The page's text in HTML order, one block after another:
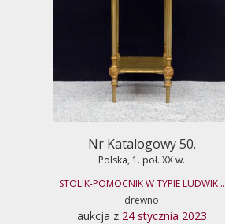
Nr Katalogowy 50.
Polska, 1. poł. XX w.
STOLIK-POMOCNIK W TYPIE LUDWIK...
drewno
aukcja z 24 stycznia 2023